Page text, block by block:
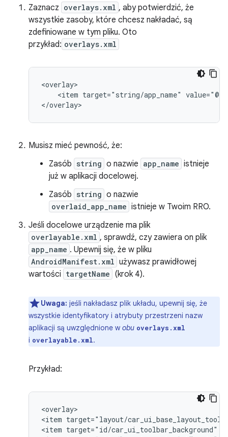
Zaznacz overlays.xml , aby potwierdzić, że
wszystkie zasoby, które chcesz nakładać, są
zdefiniowane w tym pliku. Oto
przykład: overlays.xml
<item target="string/app_name"
Musisz mieć pewność, że:
Zasób string o nazwie app_name istnieje
już w aplikacji docelowej.
Zasób string o nazwie
overlaid_app_name istnieje w Twoim RRO.
Jeśli docelowe urządzenie ma plik
overlayable.xml , sprawdź, czy zawiera on plik
app_name . Upewnij się, że w pliku
AndroidManifest.xml używasz prawidłowej
wartości targetName (krok 4).
Uwaga: jeśli nakładasz plik układu, upewnij się, że
wszystkie identyfikatory i atrybuty przestrzeni nazw
aplikacji są uwzględnione w obu overlays.xml
i overlayable.xml.
Przykład:
<overlay>
<item target="layout/
<item target="id/car_ui_toolbar_background"